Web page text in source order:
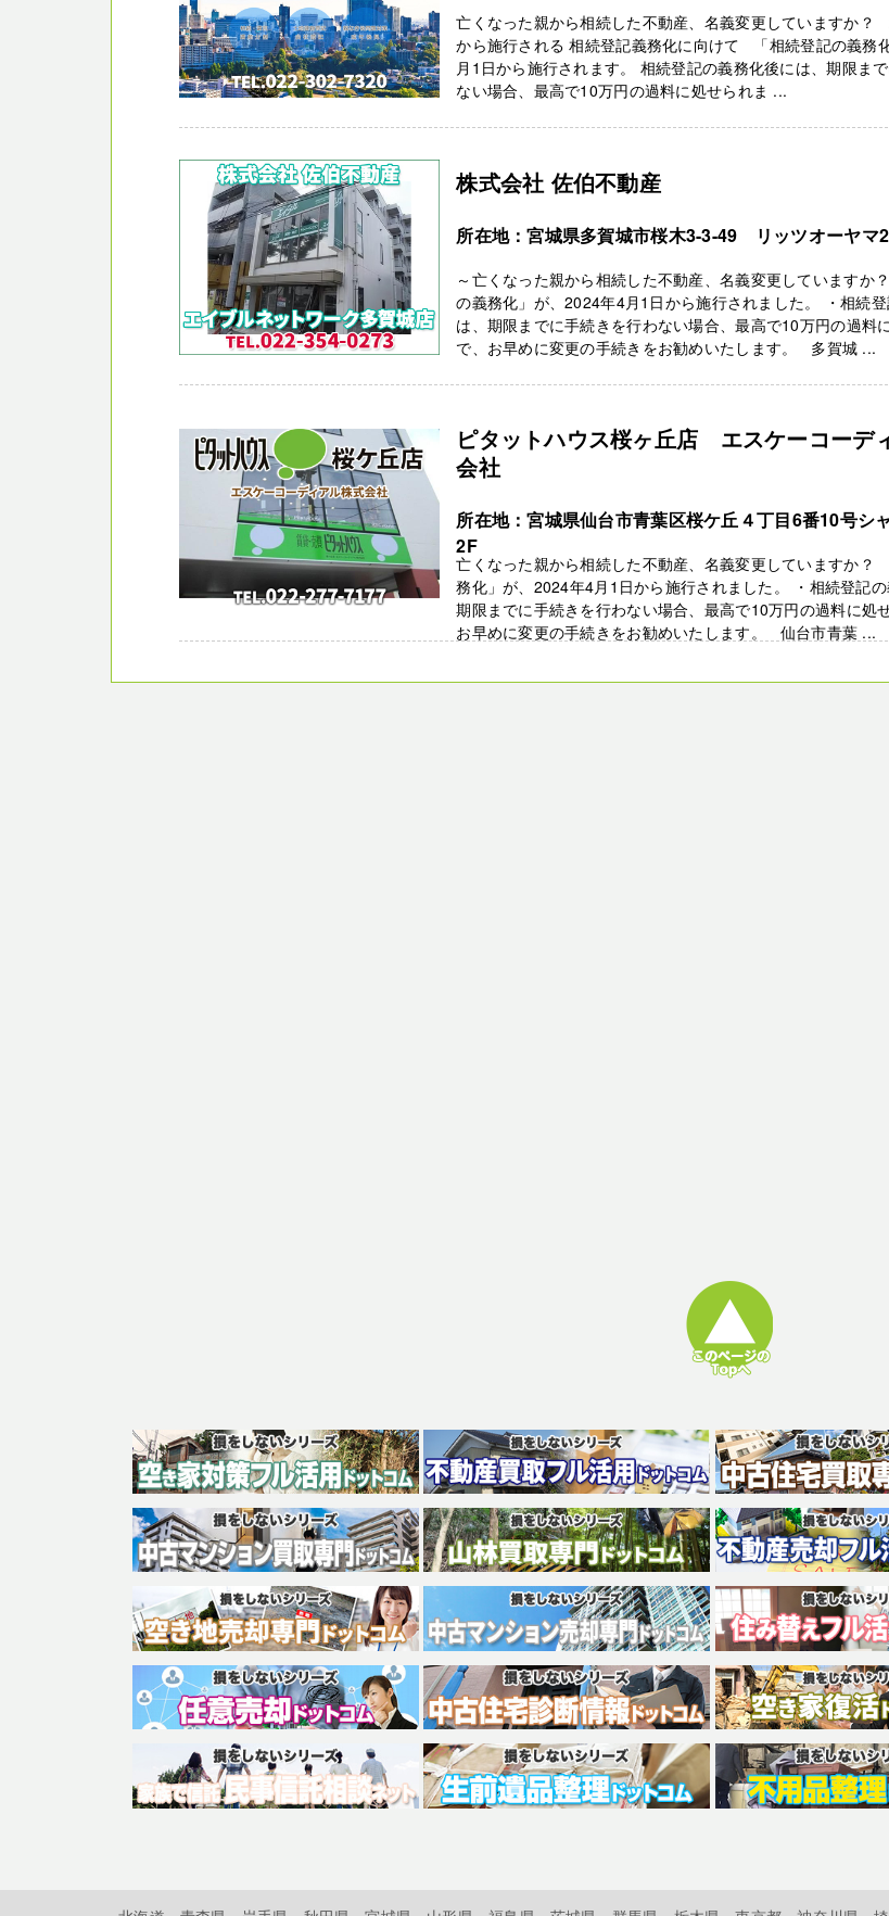
亡くなった親から相続した不動産、名義変更していますか？
から施行される 相続登記義務化に向けて 「相続登記の義務
月1日から施行されます。 相続登記の義務化後には、期限ま
ない場合、最高で10万円の過料に処せられま ...
株式会社 佐伯不動産
所在地：宮城県多賀城市桜木3-3-49 リッツオーヤマ
～亡くなった親から相続した不動産、名義変更していますか
の義務化」が、2024年4月1日から施行されました。 ・相続
は、期限までに手続きを行わない場合、最高で10万円の過料
で、お早めに変更の手続きをお勧めいたします。 多賀城 ...
ピタットハウス桜ヶ丘店 エスケーコーデ
会社
所在地：宮城県仙台市青葉区桜ケ丘４丁目6番10号シ
2F
亡くなった親から相続した不動産、名義変更していますか？
務化」が、2024年4月1日から施行されました。 ・相続登記の
期限までに手続きを行わない場合、最高で10万円の過料に処
お早めに変更の手続きをお勧めいたします。 仙台市青葉 ...